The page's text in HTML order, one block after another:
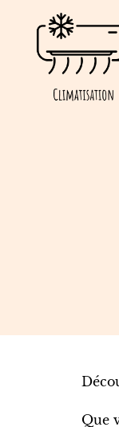
Que